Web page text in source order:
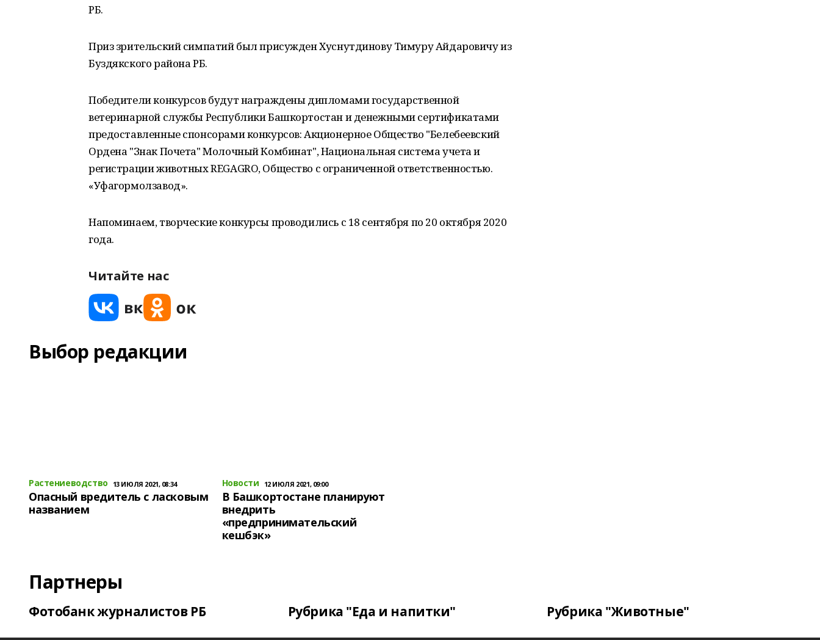
РБ.
Приз зрительский симпатий был присужден Хуснутдинову Тимуру Айдаровичу из
Буздякского района РБ.
Победители конкурсов будут награждены дипломами государственной
ветеринарной службы Республики Башкортостан и денежными сертификатами
предоставленные спонсорами конкурсов: Акционерное Общество "Белебеевский
Ордена "Знак Почета" Молочный Комбинат", Национальная система учета и
регистрации животных REGAGRO, Общество с ограниченной ответственностью.
«Уфагормолзавод».
Напоминаем, творческие конкурсы проводились с 18 сентября по 20 октября 2020
года.
Читайте нас
Выбор редакции
Растениеводство 13 ИЮЛЯ 2021, 08:34
Опасный вредитель с ласковым
названием
Новости 12 ИЮЛЯ 2021, 09:00
В Башкортостане планируют
внедрить
«предпринимательский
кешбэк»
Партнеры
Фотобанк журналистов РБ Рубрика "Еда и напитки" Рубрика "Животные"